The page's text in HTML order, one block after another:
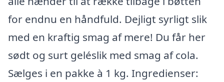
for endnu en håndfuld. Dejligt syrligt slik
med en kraftig smag af mere! Du får her
sødt og surt geléslik med smag af cola.
Sælges i en pakke à 1 kg. Ingredienser: